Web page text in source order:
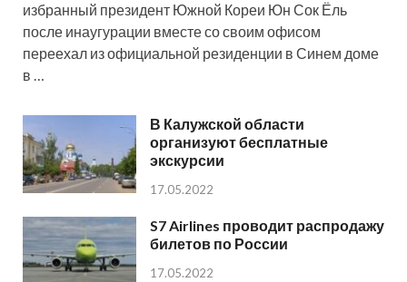
избранный президент Южной Кореи Юн Сок Ёль
после инаугурации вместе со своим офисом
переехал из официальной резиденции в Синем доме
в …
В Калужской области
организуют бесплатные
экскурсии
17.05.2022
S7 Airlines проводит распродажу
билетов по России
17.05.2022